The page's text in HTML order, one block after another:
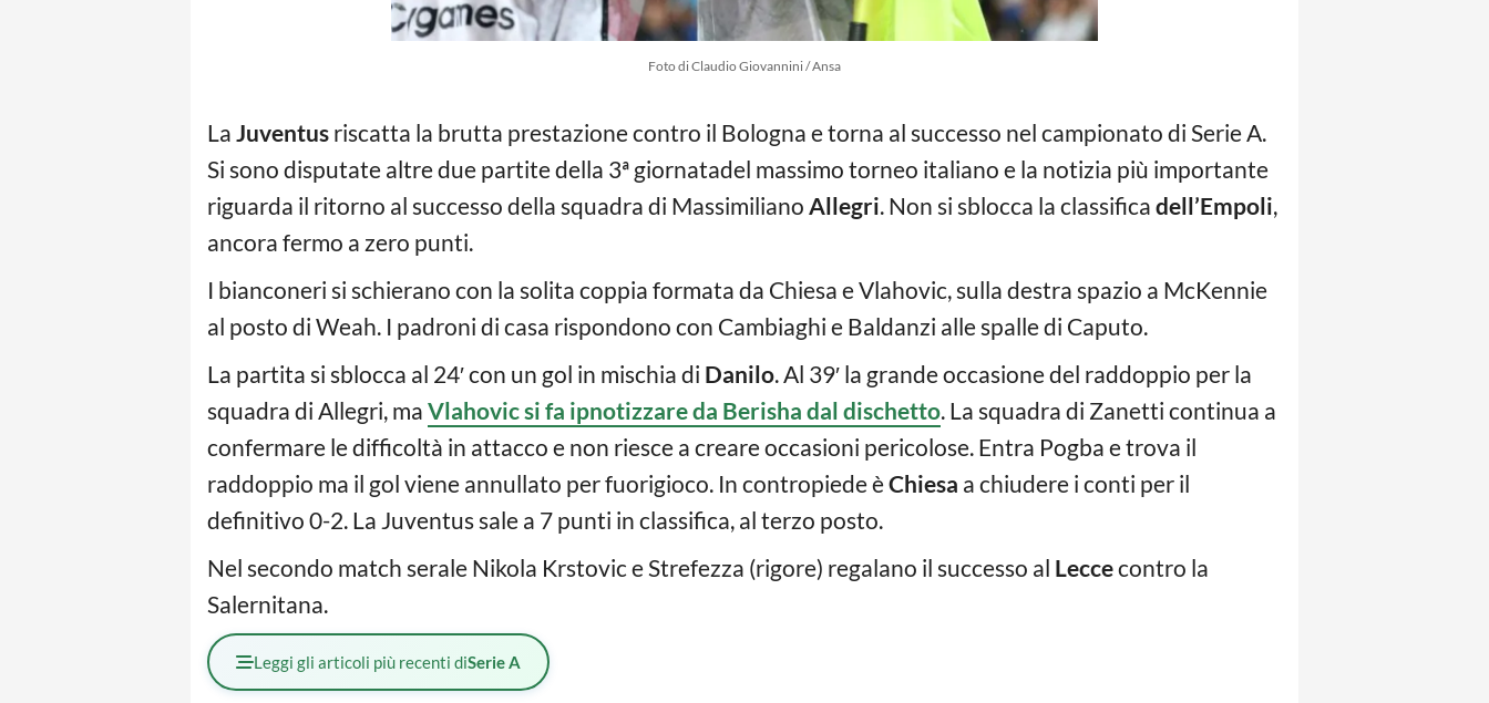
Foto di Claudio Giovannini / Ansa
La Juventus riscatta la brutta prestazione contro il Bologna e torna al successo nel campionato di Serie A.
Si sono disputate altre due partite della 3ª giornatadel massimo torneo italiano e la notizia più importante
riguarda il ritorno al successo della squadra di Massimiliano Allegri. Non si sblocca la classifica dell’Empoli,
ancora fermo a zero punti.
I bianconeri si schierano con la solita coppia formata da Chiesa e Vlahovic, sulla destra spazio a McKennie
al posto di Weah. I padroni di casa rispondono con Cambiaghi e Baldanzi alle spalle di Caputo.
La partita si sblocca al 24′ con un gol in mischia di Danilo. Al 39′ la grande occasione del raddoppio per la
squadra di Allegri, ma Vlahovic si fa ipnotizzare da Berisha dal dischetto. La squadra di Zanetti continua a
confermare le difficoltà in attacco e non riesce a creare occasioni pericolose. Entra Pogba e trova il
raddoppio ma il gol viene annullato per fuorigioco. In contropiede èChiesa a chiudere i conti per il
definitivo 0-2. La Juventus sale a 7 punti in classifica, al terzo posto.
Nel secondo match serale Nikola Krstovic e Strefezza (rigore) regalano il successo al Leccecontro la
Salernitana.
Leggi gli articoli più recenti diSerie A